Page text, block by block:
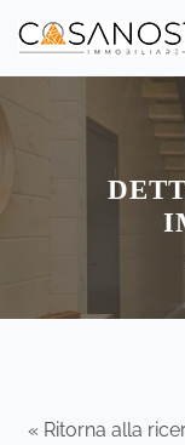
« Ritorna alla